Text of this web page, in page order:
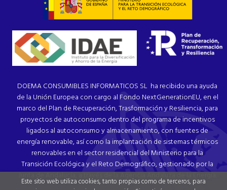
DOEMA CONSUMIBLES INFORMATICOS SL ha recibido una ayuda
de la Unión Europea con cargo al Fondo NextGenerationEU, en el
marco del Plan de Recuperación, Trasformación y Resiliencia, para
proyectos de autoconsumo dentro del programa de incentivos
ligados al autoconsumo y almacenamiento, con fuentes de
energía renovable, así como la implantación de sistemas térmicos
renovables en el sector residencial del Ministerio para la
Transición Ecológica y el Reto Demográfico, gestionado por la
Junta de Andalucía, a través de la Agencia Andaluza de la Energía.
Este sitio web utiliza cookies, tanto propias como de terceros, para